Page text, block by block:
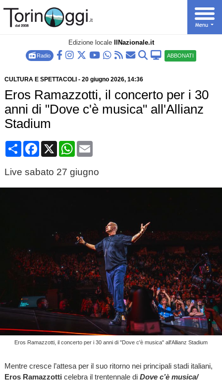
Edizione locale IlNazionale.it
Radio ABBONATI
CULTURA E SPETTACOLI - 20 giugno 2026, 14:36
Eros Ramazzotti, il concerto per i 30
anni di "Dove c'è musica" all'Allianz
Stadium
CondividiFacebook
X WhatsApp
Email
Live sabato 27 giugno
Eros Ramazzotti, il concerto per i 30 anni di "Dove c'è musica" all'Allianz Stadium
Mentre cresce l’attesa per il suo ritorno nei principali stadi italiani,
Eros Ramazzotti celebra il trentennale di Dove c’è musica/